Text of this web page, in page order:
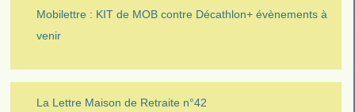
Mobilettre : KIT de MOB contre Décathlon+ évènements à
venir
La Lettre Maison de Retraite n°42